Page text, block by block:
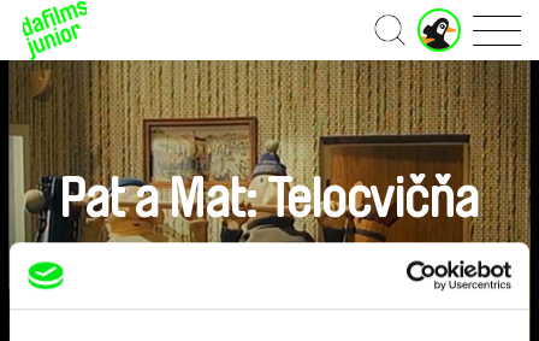
Domov
J
u
n
i
o
r
ú
č
e
t
Pat a Mat: Telocvičňa
Predplatiť US $6.99 mesačne